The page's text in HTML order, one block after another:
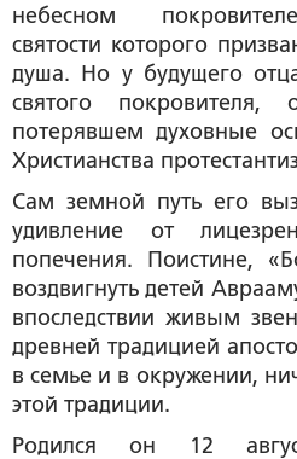
небесном
святости которого
душа. Но у будущего
святого
потерявшем духовные
Христианства
Сам земной путь его
удивление от
попечения. Поистине,
воздвигнуть детей
впоследствии живым
древней традицией
в семье и в окружении,
этой традиции.
Родился он 12